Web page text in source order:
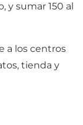
sumar 150 al
a los centros
tienda y